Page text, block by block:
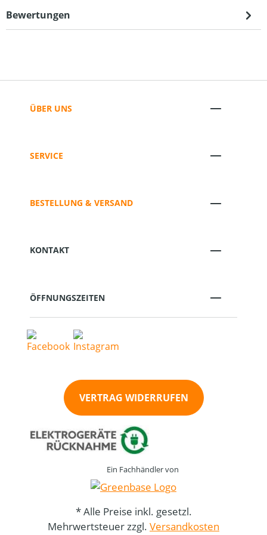
Bewertungen
ÜBER UNS
SERVICE
BESTELLUNG & VERSAND
KONTAKT
ÖFFNUNGSZEITEN
VERTRAG WIDERRUFEN
Ein Fachhändler von
* Alle Preise inkl. gesetzl.
Mehrwertsteuer zzgl. Versandkosten